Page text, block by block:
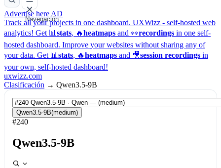
Navegación
Advertise here AD
Track all your projects in one dashboard. UXWizz - self-hosted web
analytics! Get 📊 stats, 🔥heatmaps and 👀recordings in one self-
hosted dashboard. Improve your websites without sharing any of
your data. Get 📊 stats, 🔥heatmaps and 🎥session recordings in
your own, self-hosted dashboard!
uxwizz.com
Clasificación → Qwen3.5-9B
Qwen3.5-9B(medium)
#240
Qwen3.5-9B